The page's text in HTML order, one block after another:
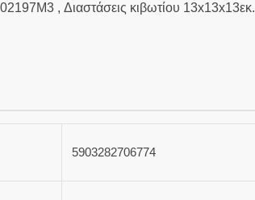
, Διαστάσεις κιβωτίου 13x13x13εκ.
5903282706774